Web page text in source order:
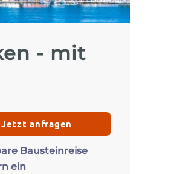
- mit
Jetzt anfragen
Bausteinreise
ein